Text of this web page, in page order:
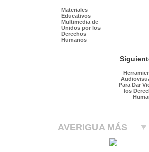
Materiales
Educativos
Multimedia de
Unidos por los
Derechos
Humanos
Para Dar
los
AVERIGUA MÁS